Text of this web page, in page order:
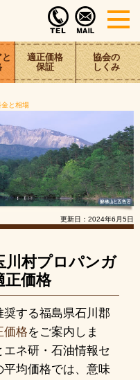
適正価格
保証
協会の
しくみ
と相場
更新日： 2024年6月5日
川村プロパンガ
正価格
する福島県石川郡
価格をご案内しま
ネ研・石油情報セ
均価格では、意味